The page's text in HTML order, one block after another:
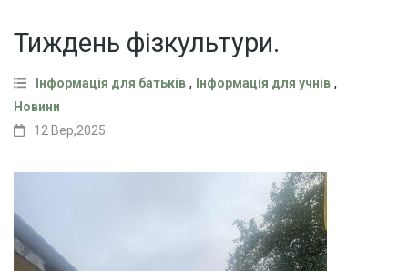
Тиждень фізкультури.
Інформація для батьків , Інформація для учнів ,
Новини
12 Вер,2025